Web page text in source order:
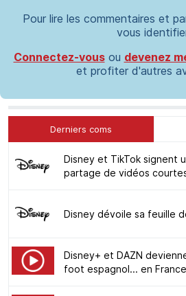
Pour lire les commentaires et
vous
Connectez-vousou devenez
et profiter d'autres
Derniers coms
Disney et TikTok signent
partage de vidéos
Disney dévoile sa feuille
Disney+ et DAZN
foot espagnol... en France